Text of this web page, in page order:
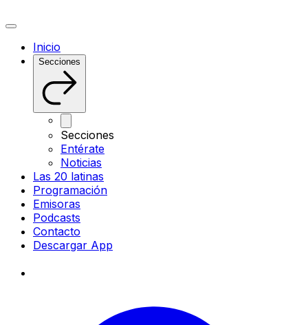
Inicio
Secciones
Secciones
Entérate
Noticias
Las 20 latinas
Programación
Emisoras
Podcasts
Contacto
Descargar App